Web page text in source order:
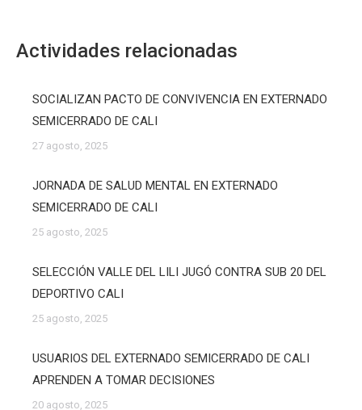
Actividades relacionadas
SOCIALIZAN PACTO DE CONVIVENCIA EN EXTERNADO
SEMICERRADO DE CALI
27 agosto, 2025
JORNADA DE SALUD MENTAL EN EXTERNADO
SEMICERRADO DE CALI
25 agosto, 2025
SELECCIÓN VALLE DEL LILI JUGÓ CONTRA SUB 20 DEL
DEPORTIVO CALI
25 agosto, 2025
USUARIOS DEL EXTERNADO SEMICERRADO DE CALI
APRENDEN A TOMAR DECISIONES
20 agosto, 2025